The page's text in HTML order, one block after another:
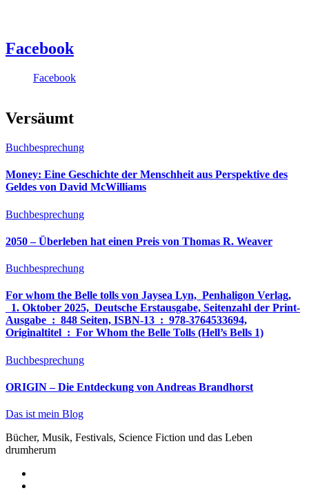
Facebook
Facebook
Versäumt
Buchbesprechung
Money: Eine Geschichte der Menschheit aus Perspektive des
Geldes von David McWilliams
Buchbesprechung
2050 – Überleben hat einen Preis von Thomas R. Weaver
Buchbesprechung
For whom the Belle tolls von Jaysea Lyn, ‎ Penhaligon Verlag,
‎ 1. Oktober 2025, ‎ Deutsche Erstausgabe, Seitenzahl der Print-
Ausgabe ‏ : ‎ 848 Seiten, ISBN-13 ‏ : ‎ 978-3764533694,
Originaltitel ‏ : ‎ For Whom the Belle Tolls (Hell’s Bells 1)
Buchbesprechung
ORIGIN – Die Entdeckung von Andreas Brandhorst
Das ist mein Blog
Bücher, Musik, Festivals, Science Fiction und das Leben
drumherum